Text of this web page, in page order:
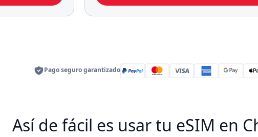
Pago seguro garantizado
Así de fácil es usar tu eSIM en